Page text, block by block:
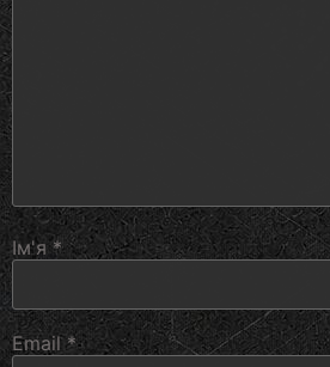
Ім'я*
Email*